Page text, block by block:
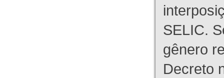
SELIC.
gênero
Decreto